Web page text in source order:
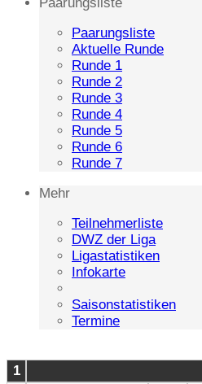
Paarungsliste
Aktuelle Runde
Runde 1
Runde 2
Runde 3
Runde 4
Runde 5
Runde 6
Runde 7
Mehr
Teilnehmerliste
DWZ der Liga
Ligastatistiken
Infokarte
Saisonstatistiken
Termine
1